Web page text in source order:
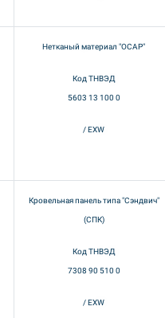
Нетканый материал "ОСАР"
Код ТНВЭД
5603 13 100 0
/ EXW
Кровельная панель типа "Сэндвич"
(СПК)
Код ТНВЭД
7308 90 510 0
/ EXW